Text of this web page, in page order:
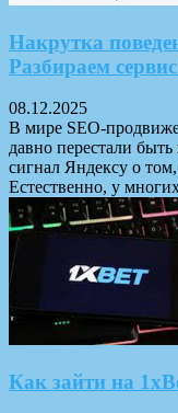
Накрутка
Разбираем
08.12.2025
В мире SEO-
давно перестали
сигнал Яндексу о
Естественно, у
Как зайти на